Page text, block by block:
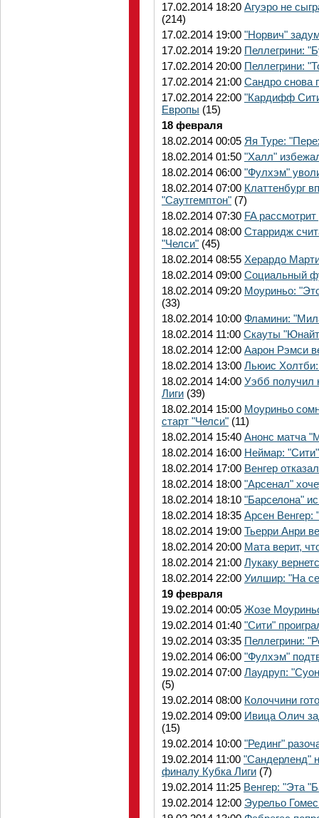
17.02.2014 18:20 Агуэро не
(214)
17.02.2014 19:00 "Норвич"
17.02.2014 19:20 Пеллегрини:
17.02.2014 20:00 Пеллегрини:
17.02.2014 21:00 Сандро снова
17.02.2014 22:00 "Кардифф
Европы (15)
18 февраля
18.02.2014 00:05 Яя Туре:
18.02.2014 01:50 "Халл"
18.02.2014 06:00 "Фулхэм"
18.02.2014 07:00 Клаттенбург
"Саутгемптон" (7)
18.02.2014 07:30 FA
18.02.2014 08:00 Старридж
"Челси" (45)
18.02.2014 08:55 Херардо
18.02.2014 09:00 Социальный
18.02.2014 09:20 Моуриньо:
(33)
18.02.2014 10:00 Фламини:
18.02.2014 11:00 Скауты
18.02.2014 12:00 Аарон Рэмси
18.02.2014 13:00 Льюис Холтби:
18.02.2014 14:00 Уэбб получил
Лиги (39)
18.02.2014 15:00 Моуриньо
старт "Челси" (11)
18.02.2014 15:40 Анонс матча
18.02.2014 16:00 Неймар:
18.02.2014 17:00 Венгер
18.02.2014 18:00 "Арсенал"
18.02.2014 18:10 "Барселона"
18.02.2014 18:35 Арсен Венгер:
18.02.2014 19:00 Тьерри Анри
18.02.2014 20:00 Мата верит,
18.02.2014 21:00 Лукаку
18.02.2014 22:00 Уилшир: "На
19 февраля
19.02.2014 00:05 Жозе
19.02.2014 01:40 "Сити"
19.02.2014 03:35 Пеллегрини:
19.02.2014 06:00 "Фулхэм"
19.02.2014 07:00 Лаудруп:
(5)
19.02.2014 08:00 Колоччини
19.02.2014 09:00 Ивица Олич
(15)
19.02.2014 10:00 "Рединг"
19.02.2014 11:00 "Сандерленд"
финалу Кубка Лиги (7)
19.02.2014 11:25 Венгер: "Эта
19.02.2014 12:00 Эурельо